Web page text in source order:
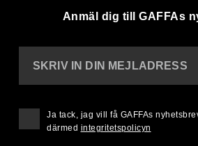
Anmäl dig till GAFFAs
SKRIV IN DIN MEJLADRESS
Ja tack, jag vill få GAFFAs
därmed integritetspolicyn